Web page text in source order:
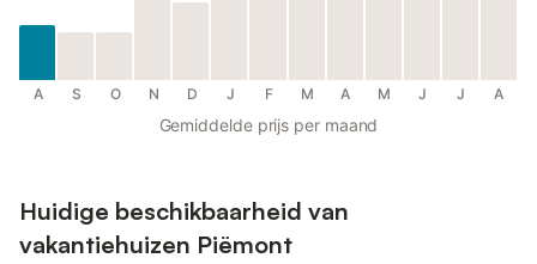
A S O N D J F M A M J J A
Gemiddelde prijs per maand
Huidige beschikbaarheid van
vakantiehuizen Piëmont